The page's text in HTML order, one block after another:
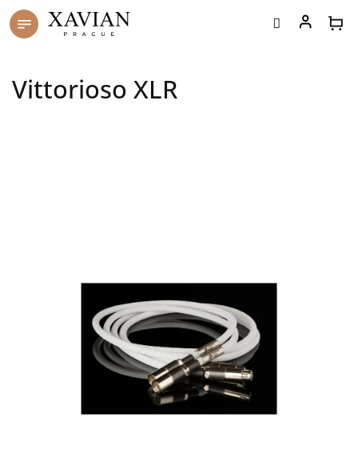
Přejít
na
Vittorioso XLR